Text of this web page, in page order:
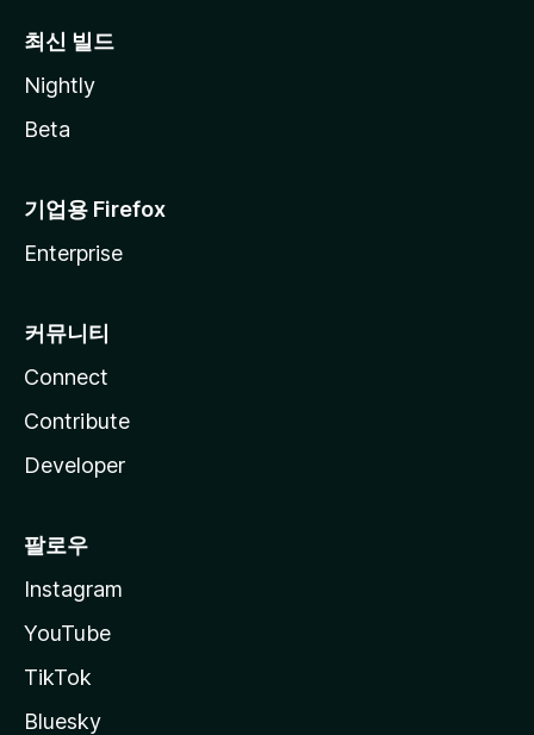
최신 빌드
Nightly
Beta
기업용 Firefox
Enterprise
커뮤니티
Connect
Contribute
Developer
팔로우
Instagram
YouTube
TikTok
Bluesky